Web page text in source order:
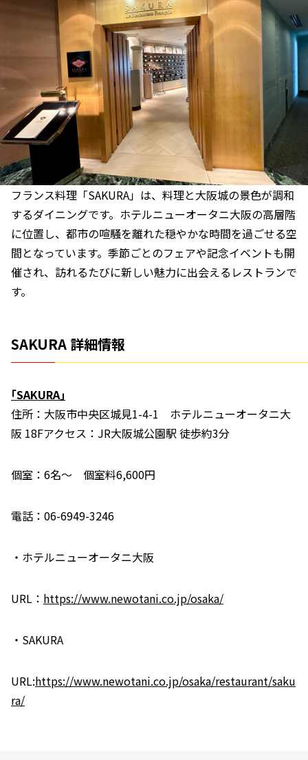
フランス料理「SAKURA」は、料理と大阪城の景色が調和
するダイニングです。ホテルニューオータニ大阪の高層階
に位置し、都市の喧騒を離れた穏やかな時間を過ごせる空
間となっています。季節ごとのフェアや記念イベントも開
催され、訪れるたびに新しい魅力に出会えるレストランで
す。
SAKURA 詳細情報
｢SAKURA｣
住所：大阪市中央区城見1-4-1 ホテルニューオータニ大
阪 18Fアクセス：JR大阪城公園駅 徒歩約3分
個室：6名～ 個室料6,600円
電話：06-6949-3246
・ホテルニューオータニ大阪
URL： https://www.newotani.co.jp/osaka/
・SAKURA
URL:https://www.newotani.co.jp/osaka/restaurant/saku
ra/